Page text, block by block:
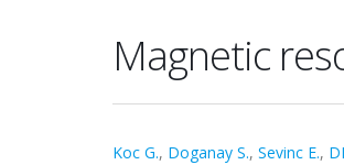
Magnetic
Koc G., Doganay S., Sevinc E.,